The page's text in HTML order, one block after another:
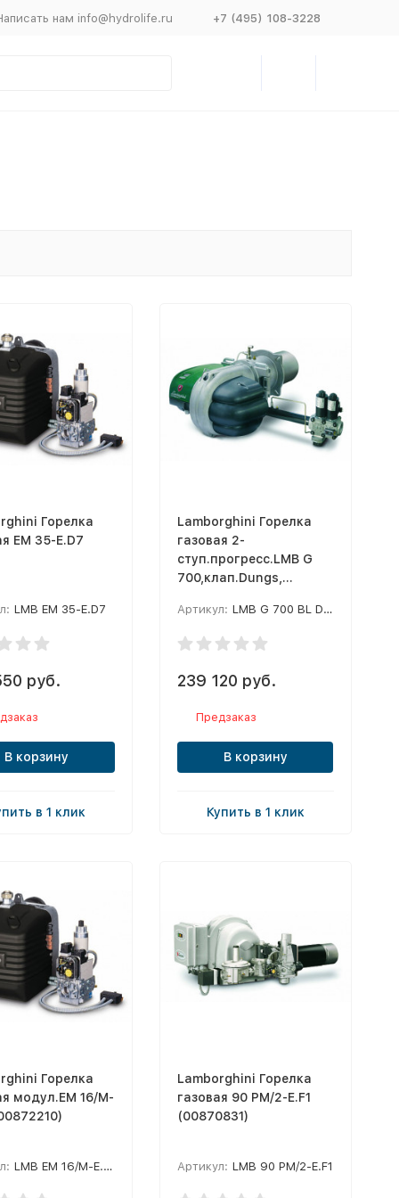
нам info@hydrolife.ru +7 (495) 108-3228
Горелка
EM 35-E.D7
LMB EM 35-E.D7
руб.
В корзину
в 1 клик
Lamborghini Горелка
газовая 2-
ступ.прогресс.LMB G
700,клап.Dungs,
Артикул: LMB G 700 BL D112
239 120 руб.
Предзаказ
В корзину
Купить в 1 клик
Горелка
модул.EM 16/M-
LMB EM 16/M-E.D4
Lamborghini Горелка
газовая 90 PM/2-E.F1
(00870831)
Артикул: LMB 90 PM/2-E.F1